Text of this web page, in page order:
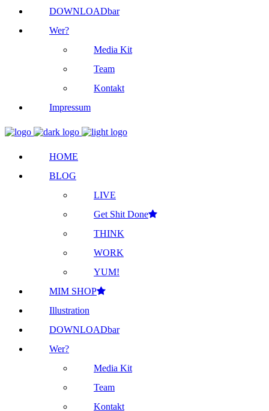
DOWNLOADbar
Wer?
Media Kit
Team
Kontakt
Impressum
HOME
BLOG
LIVE
Get Shit Done
THINK
WORK
YUM!
MIM SHOP
Illustration
DOWNLOADbar
Wer?
Media Kit
Team
Kontakt